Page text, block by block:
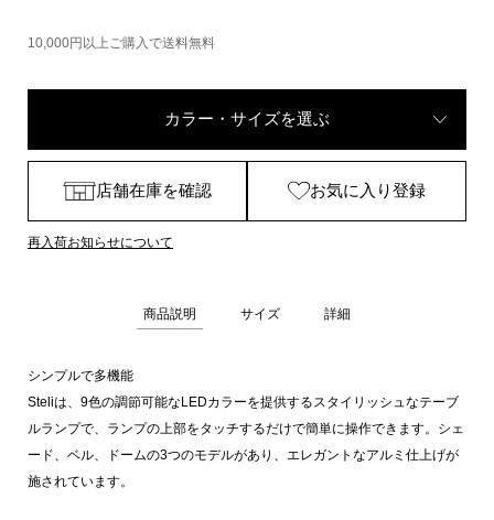
10,000円以上ご購入で送料無料
カラー・サイズを選ぶ
店舗在庫を確認 お気に入り登録
再入荷お知らせについて
商品説明 サイズ 詳細
シンプルで多機能
Steliは、9色の調節可能なLEDカラーを提供するスタイリッシュなテーブ
ルランプで、ランプの上部をタッチするだけで簡単に操作できます。シェ
ード、ベル、ドームの3つのモデルがあり、エレガントなアルミ仕上げが
施されています。